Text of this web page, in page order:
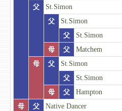
父
St.Simon
父
St.Simon
父
St.Simon
母
父
Matchem
母
父
St.Simon
父
St.Simon
母
父
Hampton
母
父
Native Dancer